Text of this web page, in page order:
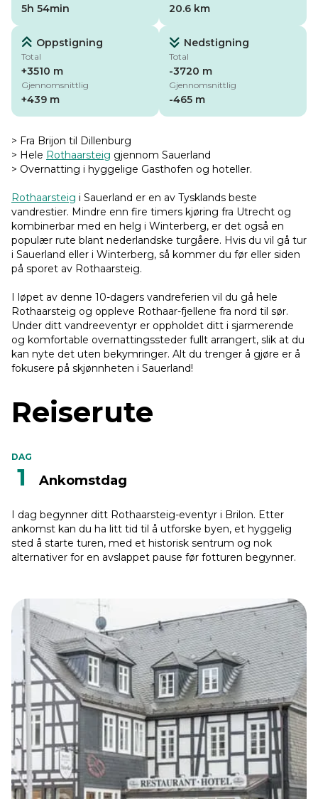
5h 54min 20.6 km
Oppstigning
Total
+3510 m
Gjennomsnittlig
+439 m
Nedstigning
Total
-3720 m
Gjennomsnittlig
-465 m
> Fra Brijon til Dillenburg
> Hele Rothaarsteig gjennom Sauerland
> Overnatting i hyggelige Gasthofen og hoteller.
Rothaarsteig i Sauerland er en av Tysklands beste
vandrestier. Mindre enn fire timers kjøring fra Utrecht og
kombinerbar med en helg i Winterberg, er det også en
populær rute blant nederlandske turgåere. Hvis du vil gå tur
i Sauerland eller i Winterberg, så kommer du før eller siden
på sporet av Rothaarsteig.
I løpet av denne 10-dagers vandreferien vil du gå hele
Rothaarsteig og oppleve Rothaar-fjellene fra nord til sør.
Under ditt vandreeventyr er oppholdet ditt i sjarmerende
og komfortable overnattingssteder fullt arrangert, slik at du
kan nyte det uten bekymringer. Alt du trenger å gjøre er å
fokusere på skjønnheten i Sauerland!
Reiserute
DAG
1 Ankomstdag
I dag begynner ditt Rothaarsteig-eventyr i Brilon. Etter
ankomst kan du ha litt tid til å utforske byen, et hyggelig
sted å starte turen, med et historisk sentrum og nok
alternativer for en avslappet pause før fotturen begynner.